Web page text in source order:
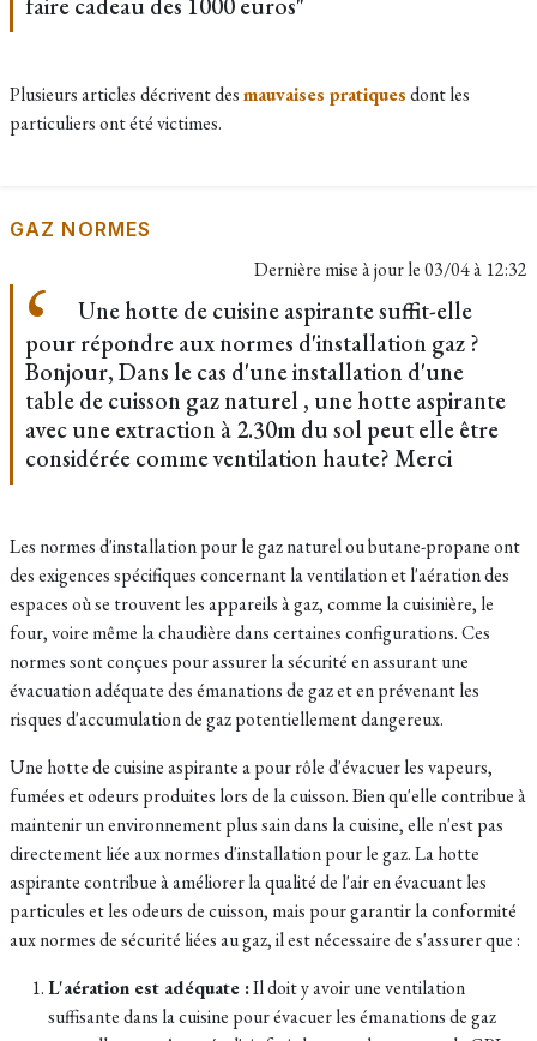
Plusieurs articles décrivent desmauvaises pratiquesdont les
particuliers ont été victimes.
GAZ NORMES
Dernière mise à jour le03/04 à 12:32
Une hotte de cuisine aspirante suffit-elle
pour répondre aux normes d'installation gaz ?
Bonjour, Dans le cas d'une installation d'une
table de cuisson gaz naturel , une hotte aspirante
avec une extraction à 2.30m du sol peut elle être
considérée comme ventilation haute? Merci
Les normes d'installation pour le gaz naturel ou butane-propane ont
des exigences spécifiques concernant la ventilation et l'aération des
espaces où se trouvent les appareils à gaz, comme la cuisinière, le
four, voire même la chaudière dans certaines configurations. Ces
normes sont conçues pour assurer la sécurité en assurant une
évacuation adéquate des émanations de gaz et en prévenant les
risques d'accumulation de gaz potentiellement dangereux.
Une hotte de cuisine aspirante a pour rôle d'évacuer les vapeurs,
fumées et odeurs produites lors de la cuisson. Bien qu'elle contribue à
maintenir un environnement plus sain dans la cuisine, elle n'est pas
directement liée aux normes d'installation pour le gaz. La hotte
aspirante contribue à améliorer la qualité de l'air en évacuant les
particules et les odeurs de cuisson, mais pour garantir la conformité
aux normes de sécurité liées au gaz, il est nécessaire de s'assurer que :
L'aération est adéquate :Il doit y avoir une ventilation
suffisante dans la cuisine pour évacuer les émanations de gaz